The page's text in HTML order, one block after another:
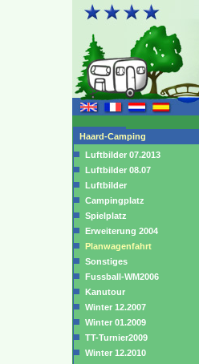
Haard-Camping
Luftbilder 07.2013
Luftbilder 08.07
Luftbilder
Campingplatz
Spielplatz
Erweiterung 2004
Planwagenfahrt
Sonstiges
Fussball-WM2006
Kanutour
Winter 12.2007
Winter 01.2009
TT-Turnier2009
Winter 12.2010